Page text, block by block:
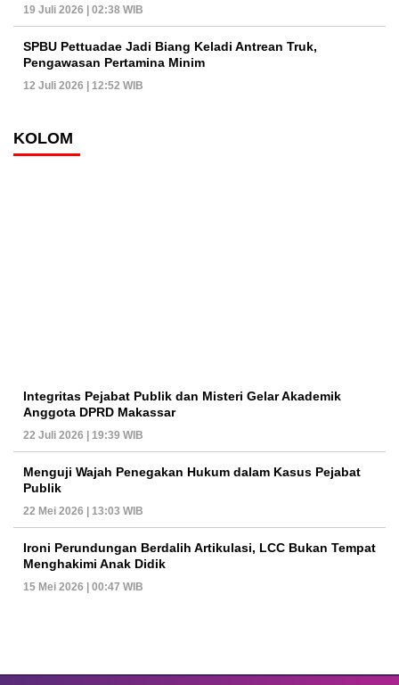
19 Juli 2026 | 02:38 WIB
SPBU Pettuadae Jadi Biang Keladi Antrean Truk,
Pengawasan Pertamina Minim
12 Juli 2026 | 12:52 WIB
KOLOM
Integritas Pejabat Publik dan Misteri Gelar Akademik
Anggota DPRD Makassar
22 Juli 2026 | 19:39 WIB
Menguji Wajah Penegakan Hukum dalam Kasus Pejabat
Publik
22 Mei 2026 | 13:03 WIB
Ironi Perundungan Berdalih Artikulasi, LCC Bukan Tempat
Menghakimi Anak Didik
15 Mei 2026 | 00:47 WIB